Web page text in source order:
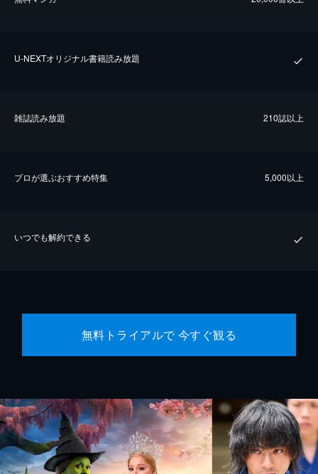
U-NEXTオリジナル書籍読み放題
雑誌読み放題 210誌以上
プロが選ぶおすすめ特集 5,000以上
いつでも解約できる
無料トライアルで 今すぐ観る